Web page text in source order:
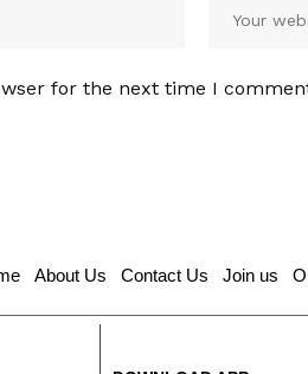
for the next time I
About Us Contact Us Join us